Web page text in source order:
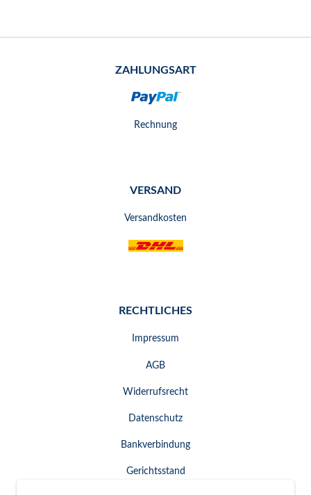
ZAHLUNGSART
Rechnung
VERSAND
Versandkosten
RECHTLICHES
Impressum
AGB
Widerrufsrecht
Datenschutz
Bankverbindung
Gerichtsstand